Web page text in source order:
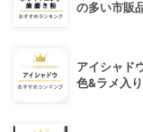
の多い市販
アイシャド
色&ラメ入